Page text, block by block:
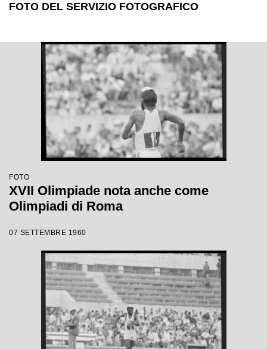
FOTO DEL SERVIZIO FOTOGRAFICO
FOTO
XVII Olimpiade nota anche come
Olimpiadi di Roma
07 SETTEMBRE 1960